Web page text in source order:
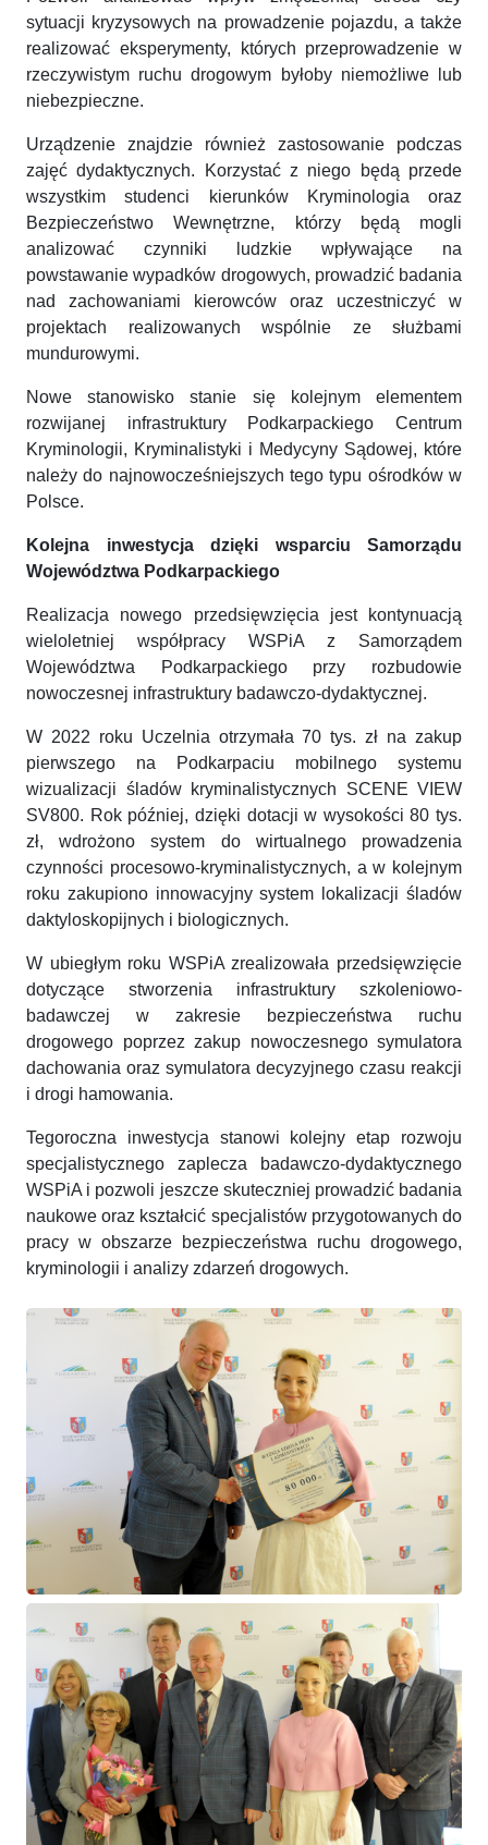
sytuacji kryzysowych na prowadzenie pojazdu, a także
realizować eksperymenty, których przeprowadzenie w
rzeczywistym ruchu drogowym byłoby niemożliwe lub
niebezpieczne.
Urządzenie znajdzie również zastosowanie podczas
zajęć dydaktycznych. Korzystać z niego będą przede
wszystkim studenci kierunków Kryminologia oraz
Bezpieczeństwo Wewnętrzne, którzy będą mogli
analizować czynniki ludzkie wpływające na
powstawanie wypadków drogowych, prowadzić badania
nad zachowaniami kierowców oraz uczestniczyć w
projektach realizowanych wspólnie ze służbami
mundurowymi.
Nowe stanowisko stanie się kolejnym elementem
rozwijanej infrastruktury Podkarpackiego Centrum
Kryminologii, Kryminalistyki i Medycyny Sądowej, które
należy do najnowocześniejszych tego typu ośrodków w
Polsce.
Kolejna inwestycja dzięki wsparciu Samorządu
Województwa Podkarpackiego
Realizacja nowego przedsięwzięcia jest kontynuacją
wieloletniej współpracy WSPiA z Samorządem
Województwa Podkarpackiego przy rozbudowie
nowoczesnej infrastruktury badawczo-dydaktycznej.
W 2022 roku Uczelnia otrzymała 70 tys. zł na zakup
pierwszego na Podkarpaciu mobilnego systemu
wizualizacji śladów kryminalistycznych SCENE VIEW
SV800. Rok później, dzięki dotacji w wysokości 80 tys.
zł, wdrożono system do wirtualnego prowadzenia
czynności procesowo-kryminalistycznych, a w kolejnym
roku zakupiono innowacyjny system lokalizacji śladów
daktyloskopijnych i biologicznych.
W ubiegłym roku WSPiA zrealizowała przedsięwzięcie
dotyczące stworzenia infrastruktury szkoleniowo-
badawczej w zakresie bezpieczeństwa ruchu
drogowego poprzez zakup nowoczesnego symulatora
dachowania oraz symulatora decyzyjnego czasu reakcji
i drogi hamowania.
Tegoroczna inwestycja stanowi kolejny etap rozwoju
specjalistycznego zaplecza badawczo-dydaktycznego
WSPiA i pozwoli jeszcze skuteczniej prowadzić badania
naukowe oraz kształcić specjalistów przygotowanych do
pracy w obszarze bezpieczeństwa ruchu drogowego,
kryminologii i analizy zdarzeń drogowych.